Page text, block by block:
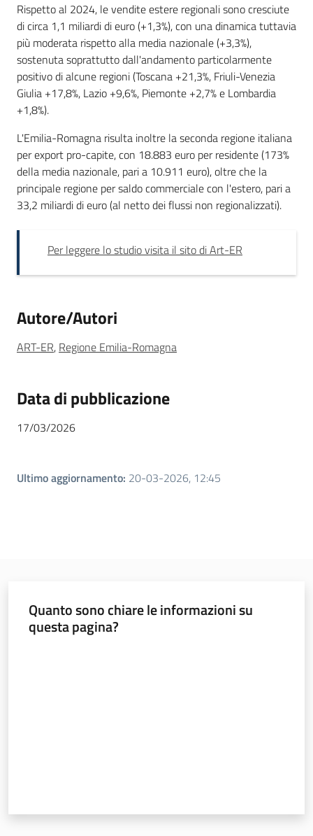
Argomenti
Rispetto al 2024, le vendite estere regionali sono cresciute
di circa 1,1 miliardi di euro (+1,3%), con una dinamica tuttavia
più moderata rispetto alla media nazionale (+3,3%),
sostenuta soprattutto dall'andamento particolarmente
positivo di alcune regioni (Toscana +21,3%, Friuli-Venezia
Giulia +17,8%, Lazio +9,6%, Piemonte +2,7% e Lombardia
+1,8%).
L'Emilia-Romagna risulta inoltre la seconda regione italiana
per export pro-capite, con 18.883 euro per residente (173%
della media nazionale, pari a 10.911 euro), oltre che la
principale regione per saldo commerciale con l'estero, pari a
33,2 miliardi di euro (al netto dei flussi non regionalizzati).
Per leggere lo studio visita il sito di Art-ER
Autore/Autori
ART-ER, Regione Emilia-Romagna
Data di pubblicazione
17/03/2026
Ultimo aggiornamento: 20-03-2026, 12:45
Quanto sono chiare le informazioni su
questa pagina?